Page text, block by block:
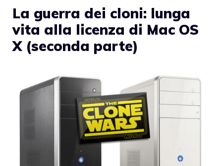
La guerra dei cloni: lunga
vita alla licenza di Mac OS
X (seconda parte)